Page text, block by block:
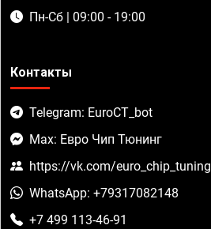
Пн-Сб | 09:00 - 19:00
Контакты
Telegram: EuroCT_bot
Max: Евро Чип Тюнинг
https://vk.com/euro_chip_tuning
WhatsApp: +79317082148
+7 499 113-46-91